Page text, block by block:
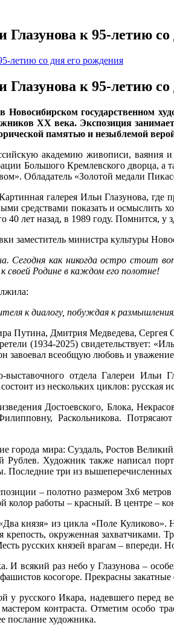
к 95-летию со
к 95-летию со
государственном
ХХ века. Экспозиция
памятью и незыблемой
академию живописи, ваяния и
Большого Кремлевского дворца,
Обладатель «Золотой медали
галерея Ильи Глазунова,
средствами показать и осмыслить
40 лет назад, в 1989 году. Помнится,
заместитель министра культуры
Сегодня как никогда остро стоит
своей Родине в каждом его полотне!
к диалогу, побуждая к
Путина, Дмитрия Медведева,
(1934-2025) свидетельствует:
завоевал всеобщую любовь и
отдела Галереи Ильи
из нескольких циклов: русская
Достоевского, Блока,
Раскольникова.
города мира: Суздаль, Ростов
Художник также написал
три из вышеперечисленных
– полотно размером 3х6
колор работы – красный. В центре –
князя» из цикла «Поле
крепость, окруженная
русских князей врагам – впереди.
всякий раз небо у Глазунова –
косогоре. Прекрасны
у русского Икара, надевшего перед
контраста. Отметим особо
послание художника.